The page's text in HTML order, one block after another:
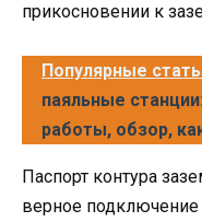
прикосновении к
Популярные
паяльные
работы, обзор,
Паспорт контура
верное